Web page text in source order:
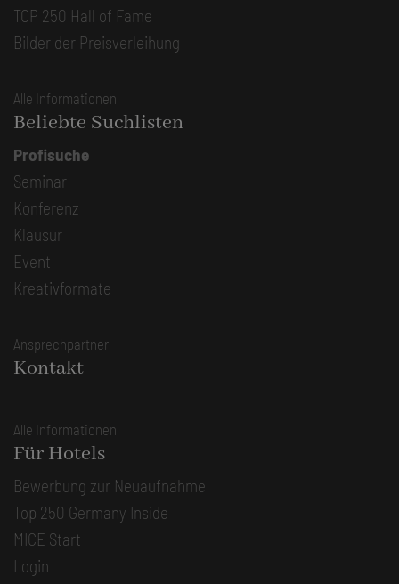
TOP 250 Hall of Fame
Bilder der Preisverleihung
Alle Informationen
Beliebte Suchlisten
Profisuche
Seminar
Konferenz
Klausur
Event
Kreativformate
Ansprechpartner
Kontakt
Alle Informationen
Für Hotels
Bewerbung zur Neuaufnahme
Top 250 Germany Inside
MICE Start
Login